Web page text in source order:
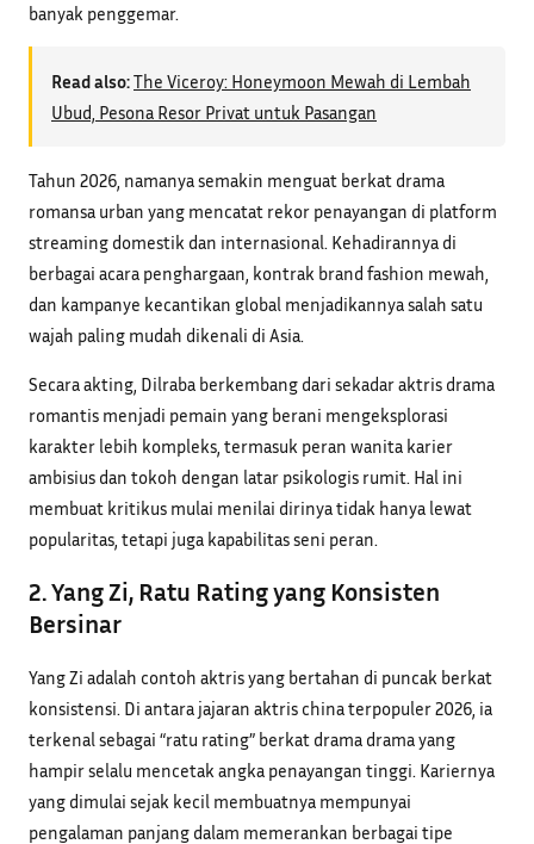
banyak penggemar.
Read also:The Viceroy: Honeymoon Mewah di Lembah
Ubud, Pesona Resor Privat untuk Pasangan
Tahun 2026, namanya semakin menguat berkat drama
romansa urban yang mencatat rekor penayangan di platform
streaming domestik dan internasional. Kehadirannya di
berbagai acara penghargaan, kontrak brand fashion mewah,
dan kampanye kecantikan global menjadikannya salah satu
wajah paling mudah dikenali di Asia.
Secara akting, Dilraba berkembang dari sekadar aktris drama
romantis menjadi pemain yang berani mengeksplorasi
karakter lebih kompleks, termasuk peran wanita karier
ambisius dan tokoh dengan latar psikologis rumit. Hal ini
membuat kritikus mulai menilai dirinya tidak hanya lewat
popularitas, tetapi juga kapabilitas seni peran.
2. Yang Zi, Ratu Rating yang Konsisten
Bersinar
Yang Zi adalah contoh aktris yang bertahan di puncak berkat
konsistensi. Di antara jajaran aktris china terpopuler 2026, ia
terkenal sebagai “ratu rating” berkat drama drama yang
hampir selalu mencetak angka penayangan tinggi. Kariernya
yang dimulai sejak kecil membuatnya mempunyai
pengalaman panjang dalam memerankan berbagai tipe